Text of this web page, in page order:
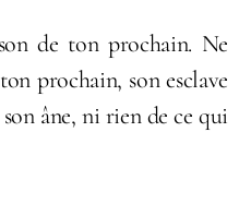
de ton prochain. Ne
prochain, son esclave
âne, ni rien de ce qui